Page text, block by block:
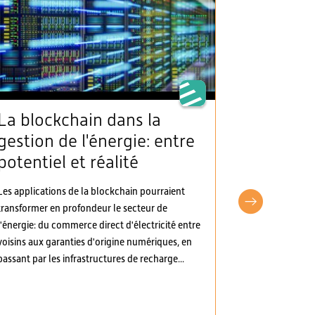
La blockchain dans la
de l'énergie: entre
et réalité
applications de la blockchain pourraient
en profondeur le secteur de
du commerce direct d'électricité entre
aux garanties d'origine numériques, en
par les infrastructures de recharge...